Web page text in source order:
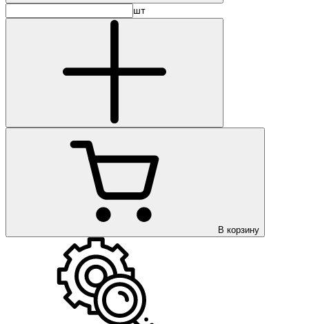
шт
В корзину